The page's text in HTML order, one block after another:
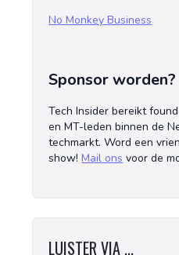
No Monkey Business
Sponsor worden?
Tech Insider bereikt
en MT-leden binnen de
techmarkt. Word een
show!Mail ons voor de
LUISTER VIA ...